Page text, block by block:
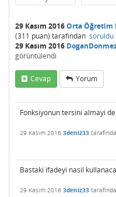
29 Kasım 2016Orta Öğretim
(311 puan) tarafından soruldu
29 Kasım 2016
görüntülendi
Cevap Yorum
Fonksiyonun tersini almayi
29 Kasım 2016 3deniz33
Bastaki ifadeyi nasil
29 Kasım 2016 3deniz33